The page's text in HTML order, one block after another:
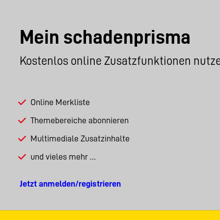
Mein schadenprisma
Kostenlos online Zusatzfunktionen
Online Merkliste
Themebereiche abonnieren
Multimediale Zusatzinhalte
und vieles mehr …
Jetzt anmelden/registrieren